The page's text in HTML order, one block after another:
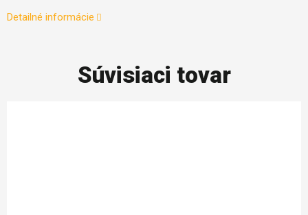
Detailné informácie
Súvisiaci tovar